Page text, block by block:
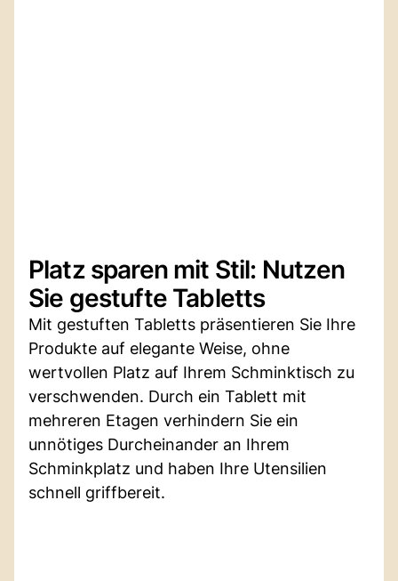
Platz sparen mit Stil: Nutzen
Sie gestufte Tabletts
Mit gestuften Tabletts präsentieren Sie Ihre
Produkte auf elegante Weise, ohne
wertvollen Platz auf Ihrem Schminktisch zu
verschwenden. Durch ein Tablett mit
mehreren Etagen verhindern Sie ein
unnötiges Durcheinander an Ihrem
Schminkplatz und haben Ihre Utensilien
schnell griffbereit.